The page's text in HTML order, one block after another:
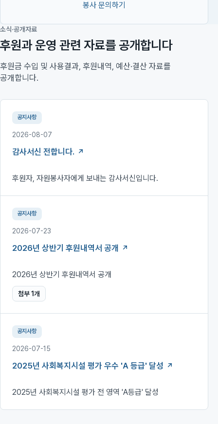
봉사 문의하기
소식·공개자료
후원과 운영 관련 자료를 공개합니다
후원금 수입 및 사용결과, 후원내역, 예산·결산 자료를
공개합니다.
공지사항
2026-08-07
감사서신 전합니다.
후원자, 자원봉사자에게 보내는 감사서신입니다.
공지사항
2026-07-23
2026년 상반기 후원내역서 공개
2026년 상반기 후원내역서 공개
첨부1개
공지사항
2026-07-15
2025년 사회복지시설 평가 우수 'A 등급' 달성
2025년 사회복지시설 평가 전 영역 'A등급' 달성